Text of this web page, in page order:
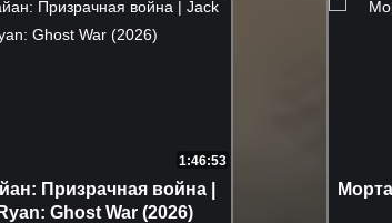
1:46:53
Призрачная война |
Ghost War (2026)